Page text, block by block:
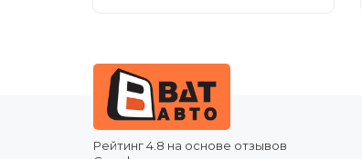
Рейтинг4.8 на основе отзывов